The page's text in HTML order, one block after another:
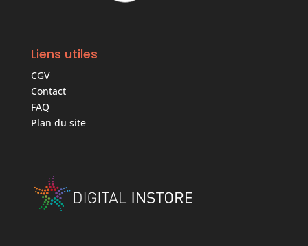
Liens utiles
CGV
Contact
FAQ
Plan du site